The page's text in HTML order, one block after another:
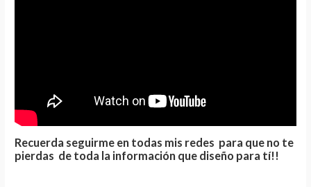
Recuerda seguirme en todas mis redes para que no te
pierdas de toda la información que diseño para tí!!